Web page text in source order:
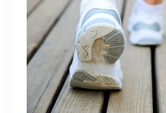
080-1447-
完全予約制（日曜除く
お問い合わせは